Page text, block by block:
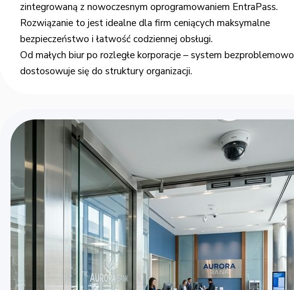
zintegrowaną z nowoczesnym oprogramowaniem EntraPass.
Rozwiązanie to jest idealne dla firm ceniących maksymalne
bezpieczeństwo i łatwość codziennej obsługi.
Od małych biur po rozległe korporacje – system bezproblemowo
dostosowuje się do struktury organizacji.